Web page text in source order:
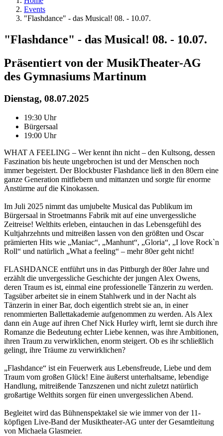
Events
"Flashdance" - das Musical! 08. - 10.07.
"Flashdance" - das Musical! 08. - 10.07.
Präsentiert von der MusikTheater-AG
des Gymnasiums Martinum
Dienstag, 08.07.2025
19:30 Uhr
Bürgersaal
19:00 Uhr
WHAT A FEELING – Wer kennt ihn nicht – den Kultsong, dessen
Faszination bis heute ungebrochen ist und der Menschen noch
immer begeistert. Der Blockbuster Flashdance ließ in den 80ern eine
ganze Generation mitfiebern und mittanzen und sorgte für enorme
Anstürme auf die Kinokassen.
Im Juli 2025 nimmt das umjubelte Musical das Publikum im
Bürgersaal in Stroetmanns Fabrik mit auf eine unvergessliche
Zeitreise! Welthits erleben, eintauchen in das Lebensgefühl des
Kultjahrzehnts und mitreißen lassen von den größten und Oscar
prämierten Hits wie „Maniac“, „Manhunt“, „Gloria“, „I love Rock`n
Roll“ und natürlich „What a feeling“ – mehr 80er geht nicht!
FLASHDANCE entführt uns in das Pittburgh der 80er Jahre und
erzählt die unvergessliche Geschichte der jungen Alex Owens,
deren Traum es ist, einmal eine professionelle Tänzerin zu werden.
Tagsüber arbeitet sie in einem Stahlwerk und in der Nacht als
Tänzerin in einer Bar, doch eigentlich strebt sie an, in einer
renommierten Ballettakademie aufgenommen zu werden. Als Alex
dann ein Auge auf ihren Chef Nick Hurley wirft, lernt sie durch ihre
Romanze die Bedeutung echter Liebe kennen, was ihre Ambitionen,
ihren Traum zu verwirklichen, enorm steigert. Ob es ihr schließlich
gelingt, ihre Träume zu verwirklichen?
„Flashdance“ ist ein Feuerwerk aus Lebensfreude, Liebe und dem
Traum vom großen Glück! Eine äußerst unterhaltsame, lebendige
Handlung, mitreißende Tanzszenen und nicht zuletzt natürlich
großartige Welthits sorgen für einen unvergesslichen Abend.
Begleitet wird das Bühnenspektakel sie wie immer von der 11-
köpfigen Live-Band der Musiktheater-AG unter der Gesamtleitung
von Michaela Glasmeier.